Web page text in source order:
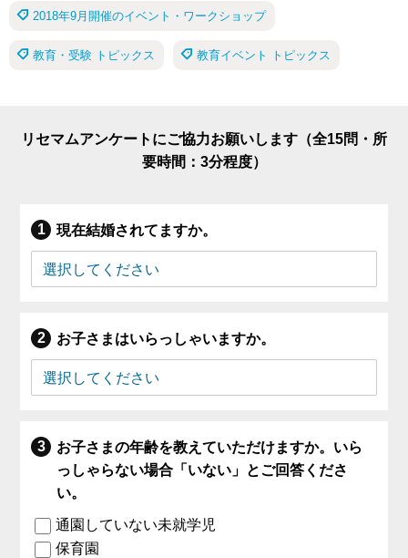
2018年9月開催のイベント・ワークショップ
教育・受験 トピックス 教育イベント トピックス
リセマムアンケートにご協力お願いします（全15問・所
要時間：3分程度）
現在結婚されてますか。
お子さまはいらっしゃいますか。
お子さまの年齢を教えていただけますか。いら
っしゃらない場合「いない」とご回答くださ
い。
通園していない未就学児
保育園